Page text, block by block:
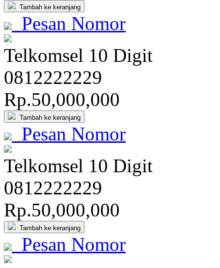
Tambah ke keranjang
Pesan Nomor
Telkomsel 10 Digit
0812222229
Rp.50,000,000
Tambah ke keranjang
Pesan Nomor
Telkomsel 10 Digit
0812222229
Rp.50,000,000
Tambah ke keranjang
Pesan Nomor